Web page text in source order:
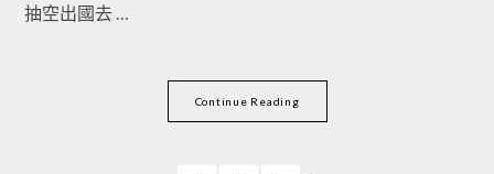
抽空出國去 …
Continue Reading